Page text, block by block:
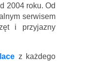
2004 roku. Od
serwisem
i przyjazny
z każdego